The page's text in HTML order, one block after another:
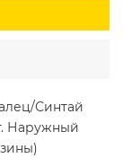
Синтай
Наружный